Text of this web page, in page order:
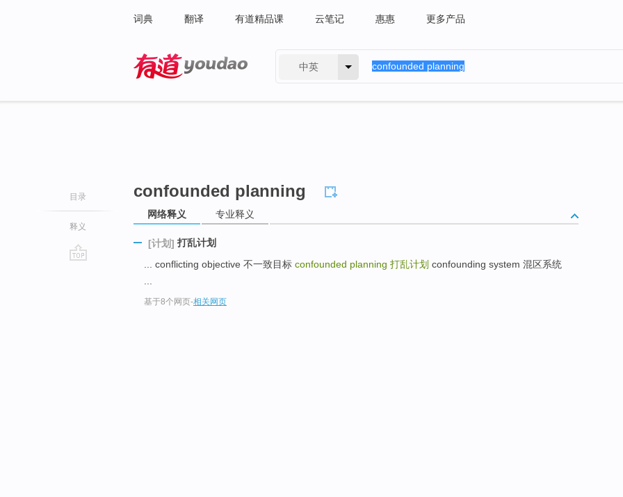
词典 翻译 有道精品课 云笔记 惠惠 更多产品
中英
目录
释义
confounded planning
网络释义 专业释义
[计划] 打乱计划
... conflicting objective 不一致目标 confounded planning 打乱计划 confounding system 混区系统
基于8个网页-相关网页